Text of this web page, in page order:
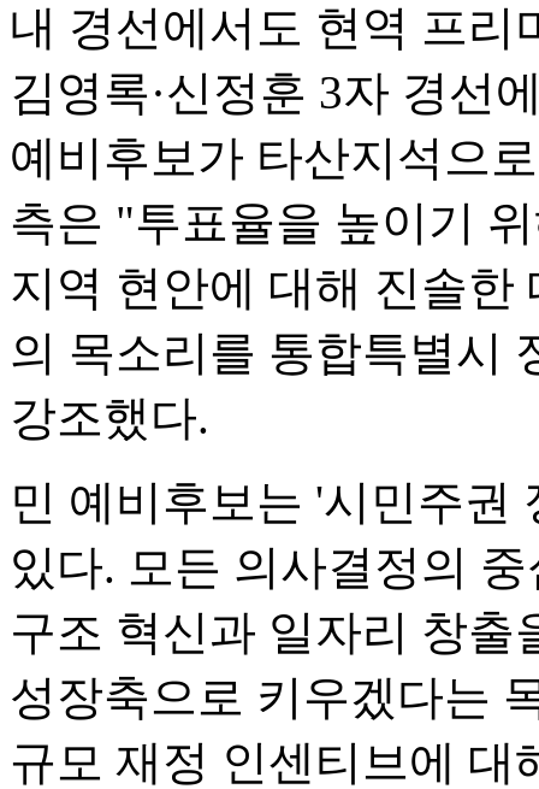
내 경선에서도 현역 프리
김영록·신정훈 3자 경선
예비후보가 타산지석으
측은 "투표율을 높이기
지역 현안에 대해 진솔
의 목소리를 통합특별시
강조했다.
민 예비후보는 '시민주권
있다. 모든 의사결정의
구조 혁신과 일자리 창출
성장축으로 키우겠다는
규모 재정 인센티브에 대